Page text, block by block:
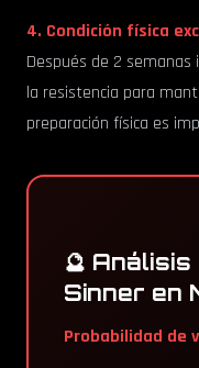
4. Condición física
Después de 2
la resistencia para
preparación física es
🔮
Sinner en
Probabilidad de